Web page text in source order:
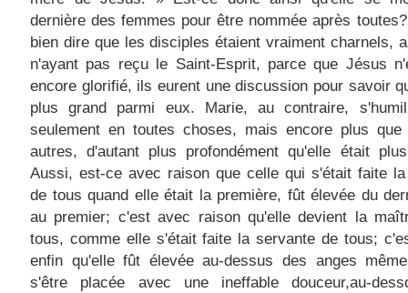
dernière des femmes pour être nommée après
bien dire que les disciples étaient vraiment charnels,
n'ayant pas reçu le Saint-Esprit, parce que Jésus
encore glorifié, ils eurent une discussion pour savoir
plus grand parmi eux. Marie, au contraire,
seulement en toutes choses, mais encore plus
autres, d'autant plus profondément qu'elle était
Aussi, est-ce avec raison que celle qui s'était faite la
de tous quand elle était la première, fût élevée du
au premier; c'est avec raison qu'elle devient la
tous, comme elle s'était faite la servante de tous;
enfin qu'elle fût élevée au-dessus des anges
s'être placée avec une ineffable douceur,au-